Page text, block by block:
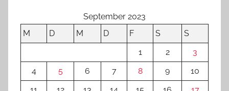
September 2023
M
D M D F S
S
1
2
3
4
5 6 7 8 9
10